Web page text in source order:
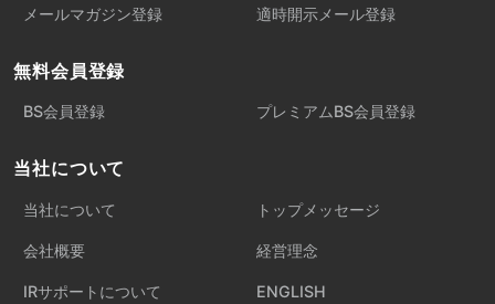
メールマガジン登録 適時開示メール登録
無料会員登録
BS会員登録 プレミアムBS会員登録
当社について
当社について トップメッセージ
会社概要 経営理念
IRサポートについて ENGLISH